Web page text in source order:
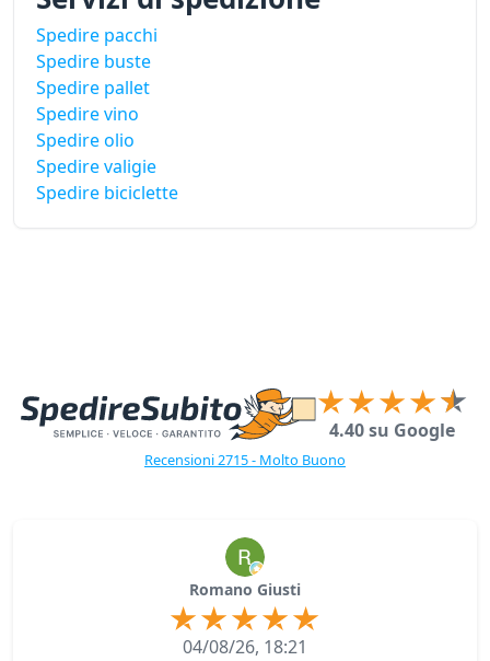
Spedire pacchi
Spedire buste
Spedire pallet
Spedire vino
Spedire olio
Spedire valigie
Spedire biciclette
4.40 su Google
Recensioni 2715 - Molto Buono
Romano Giusti
04/08/26, 18:21